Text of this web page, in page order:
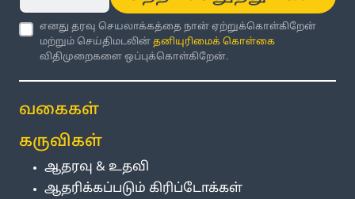
எனது தரவு செயலாக்கத்தை நான் ஏற்றுக்கொள்கிறேன்
மற்றும் செய்திமடலின்தனியுரிமைக் கொள்கை
விதிமுறைகளை ஒப்புக்கொள்கிறேன்.
வகைகள்
கருவிகள்
ஆதரவு & உதவி
ஆதரிக்கப்படும் கிரிப்டோக்கள்